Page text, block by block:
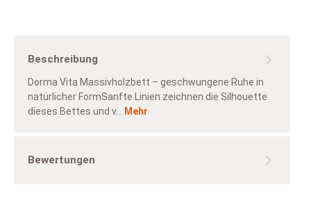
Beschreibung
Dorma Vita Massivholzbett – geschwungene Ruhe in
natürlicher FormSanfte Linien zeichnen die Silhouette
dieses Bettes und v…
Mehr
Bewertungen